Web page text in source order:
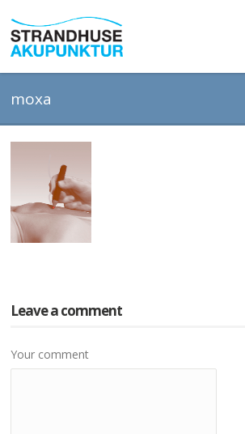
moxa
Leave a comment
Your comment